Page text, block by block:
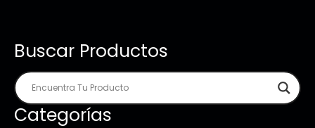
Buscar Productos
Categorías